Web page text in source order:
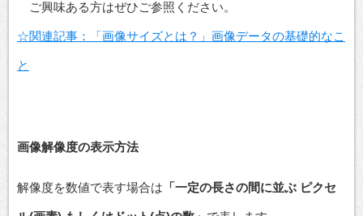
ご興味ある方はぜひご参照ください。
☆関連記事：「画像サイズとは？」 画像データの基礎的なこ
と
画像解像度の表示方法
解像度を数値で表す場合は 「一定の長さの間に並ぶ ピクセ